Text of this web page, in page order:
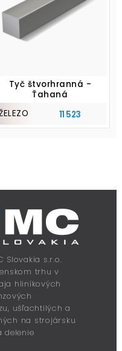
Tyč štvorhranná -
Ťahaná
11 523
Slovakia s.r.o.
trhu v
hliníkových
ušľachtilých a
na strojársku
delenie